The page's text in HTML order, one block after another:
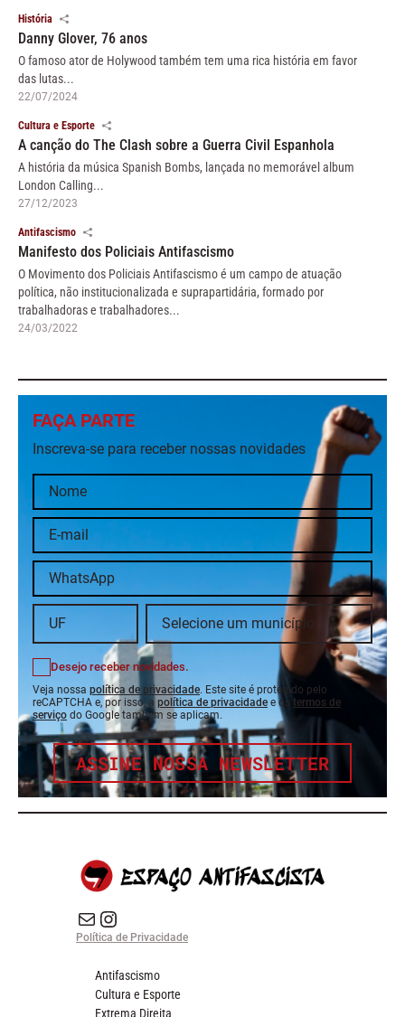
História
Danny Glover, 76 anos
O famoso ator de Holywood também tem uma rica história em favor
das lutas...
22/07/2024
Cultura e Esporte
A canção do The Clash sobre a Guerra Civil Espanhola
A história da música Spanish Bombs, lançada no memorável album
London Calling...
27/12/2023
Antifascismo
Manifesto dos Policiais Antifascismo
O Movimento dos Policiais Antifascismo é um campo de atuação
política, não institucionalizada e suprapartidária, formado por
trabalhadoras e trabalhadores...
24/03/2022
FAÇA PARTE
Inscreva-se para receber nossas novidades
Desejo receber novidades.
Veja nossa política de privacidade. Este site é protegido pelo
reCAPTCHA e, por isso, a política de privacidade e os termos de
serviço do Google também se aplicam.
ASSINE NOSSA NEWSLETTER
E-mail Instagram do Espaço Antifascista
Política de Privacidade
Antifascismo
Cultura e Esporte
Extrema Direita